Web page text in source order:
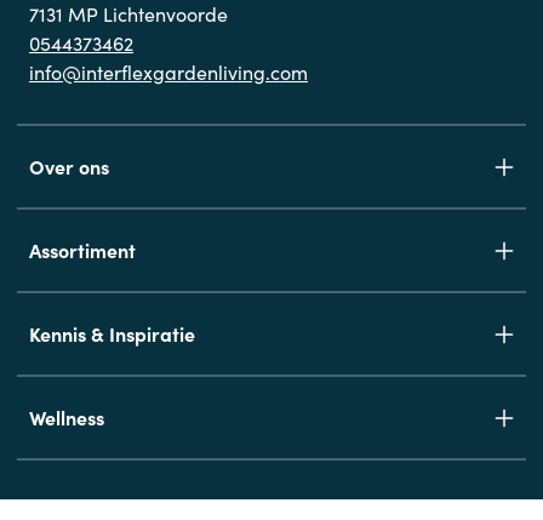
7131 MP Lichtenvoorde
0544373462
info@interflexgardenliving.com
Over ons
Assortiment
Kennis & Inspiratie
Wellness